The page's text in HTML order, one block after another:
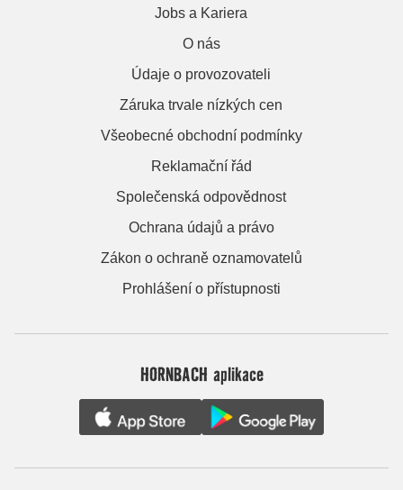
Jobs a Kariera
O nás
Údaje o provozovateli
Záruka trvale nízkých cen
Všeobecné obchodní podmínky
Reklamační řád
Společenská odpovědnost
Ochrana údajů a právo
Zákon o ochraně oznamovatelů
Prohlášení o přístupnosti
HORNBACH aplikace